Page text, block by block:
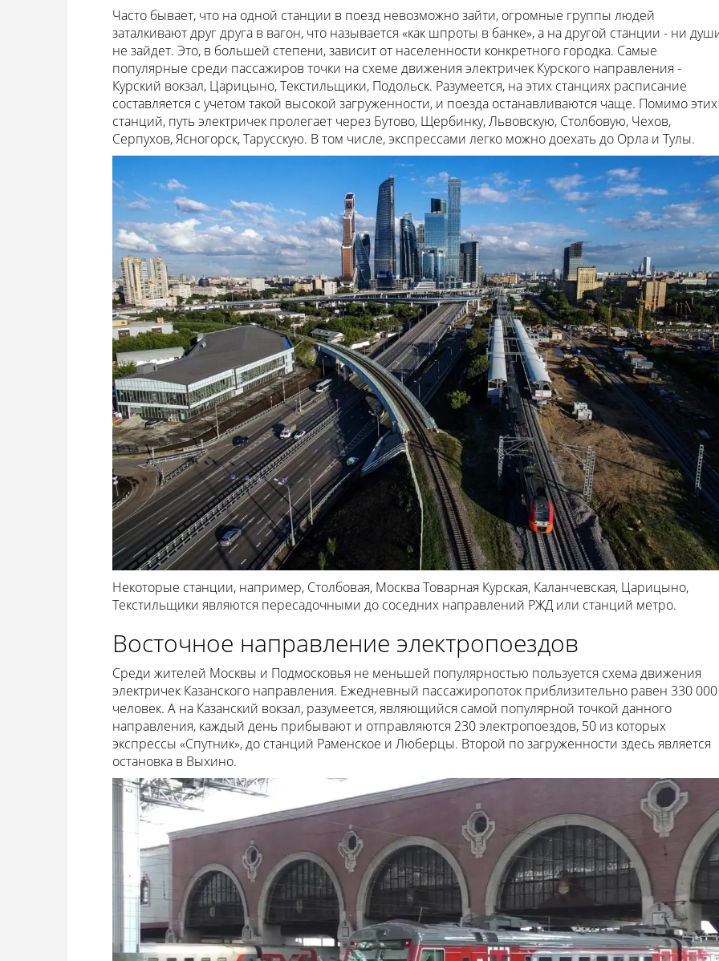
Часто бывает, что на одной станции в поезд невозможно зайти, огромные группы людей
заталкивают друг друга в вагон, что называется «как шпроты в банке», а на другой станции - ни
не зайдет. Это, в большей степени, зависит от населенности конкретного городка. Самые
популярные среди пассажиров точки на схеме движения электричек Курского направления -
Курский вокзал, Царицыно, Текстильщики, Подольск. Разумеется, на этих станциях расписание
составляется с учетом такой высокой загруженности, и поезда останавливаются чаще. Помимо этих
станций, путь электричек пролегает через Бутово, Щербинку, Львовскую, Столбовую, Чехов,
Серпухов, Ясногорск, Тарусскую. В том числе, экспрессами легко можно доехать до Орла и Тулы.
Некоторые станции, например, Столбовая, Москва Товарная Курская, Каланчевская, Царицыно,
Текстильщики являются пересадочными до соседних направлений РЖД или станций метро.
Восточное направление электропоездов
Среди жителей Москвы и Подмосковья не меньшей популярностью пользуется схема движения
электричек Казанского направления. Ежедневный пассажиропоток приблизительно равен 330 000
человек. А на Казанский вокзал, разумеется, являющийся самой популярной точкой данного
направления, каждый день прибывают и отправляются 230 электропоездов, 50 из которых
экспрессы «Спутник», до станций Раменское и Люберцы. Второй по загруженности здесь является
остановка в Выхино.